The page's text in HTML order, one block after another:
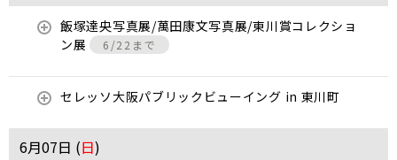
飯塚達央写真展/萬田康文写真展/東川賞コレクショ
ン展
6/22まで
セレッソ大阪パブリックビューイング in 東川町
6月07日 (日)